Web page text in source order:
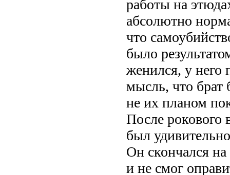
работы на
абсолютно
что
было
женился, у него
мысль, что брат
не их планом
После рокового
был
Он скончался
и не смог